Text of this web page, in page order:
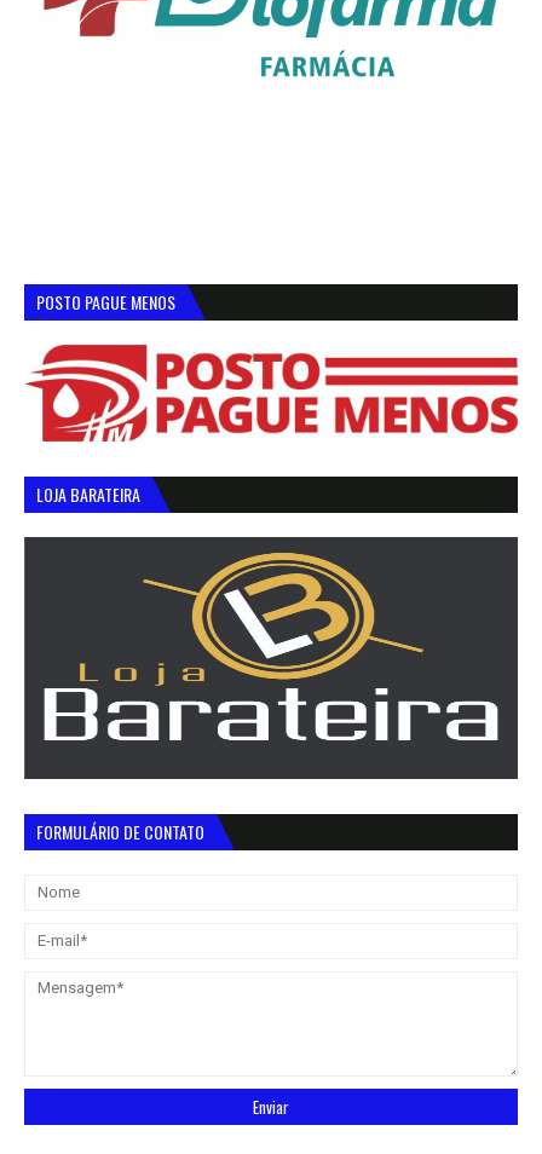
POSTO PAGUE MENOS
LOJA BARATEIRA
FORMULÁRIO DE CONTATO